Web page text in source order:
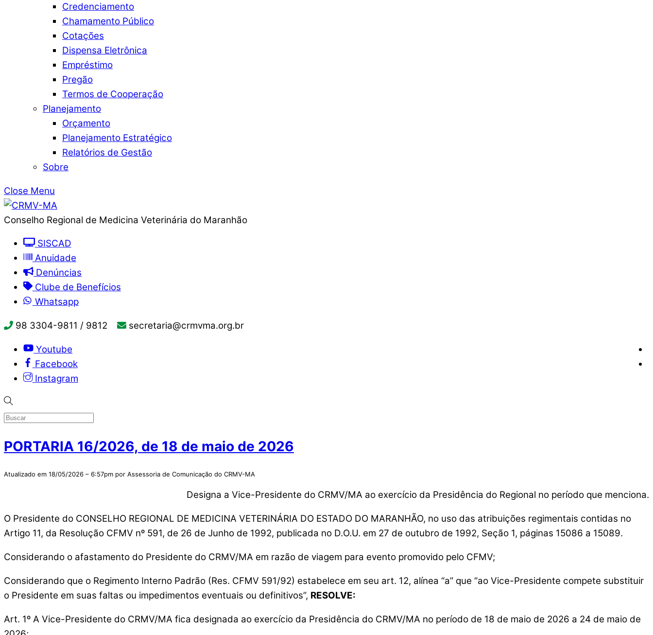
Credenciamento
Chamamento Público
Cotações
Dispensa Eletrônica
Empréstimo
Pregão
Termos de Cooperação
Planejamento
Orçamento
Planejamento Estratégico
Relatórios de Gestão
Sobre
Close Menu
Conselho Regional de Medicina Veterinária do Maranhão
SISCAD
Anuidade
Denúncias
Clube de Benefícios
Whatsapp
98 3304-9811 / 9812 secretaria@crmvma.org.br
Youtube
Facebook
Instagram
PORTARIA 16/2026, de 18 de maio de 2026
Atualizado em 18/05/2026 – 6:57pm por Assessoria de Comunicação do CRMV-MA
Designa a Vice-Presidente do CRMV/MA ao exercício da Presidência do Regional no período que menciona.
O Presidente do CONSELHO REGIONAL DE MEDICINA VETERINÁRIA DO ESTADO DO MARANHÃO, no uso das atribuições regimentais contidas no
Artigo 11, da Resolução CFMV nº 591, de 26 de Junho de 1992, publicada no D.O.U. em 27 de outubro de 1992, Seção 1, páginas 15086 a 15089.
Considerando o afastamento do Presidente do CRMV/MA em razão de viagem para evento promovido pelo CFMV;
Considerando que o Regimento Interno Padrão (Res. CFMV 591/92) estabelece em seu art. 12, alínea “a” que “ao Vice-Presidente compete substituir
o Presidente em suas faltas ou impedimentos eventuais ou definitivos”, RESOLVE:
Art. 1º A Vice-Presidente do CRMV/MA fica designada ao exercício da Presidência do CRMV/MA no período de 18 de maio de 2026 a 24 de maio de